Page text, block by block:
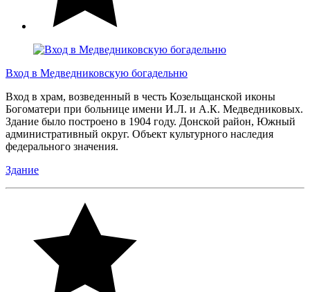
Вход в Медведниковскую богадельню
Вход в храм, возведенный в честь Козельщанской иконы
Богоматери при больнице имени И.Л. и А.К. Медведниковых.
Здание было построено в 1904 году. Донской район, Южный
административный округ. Объект культурного наследия
федерального значения.
Здание